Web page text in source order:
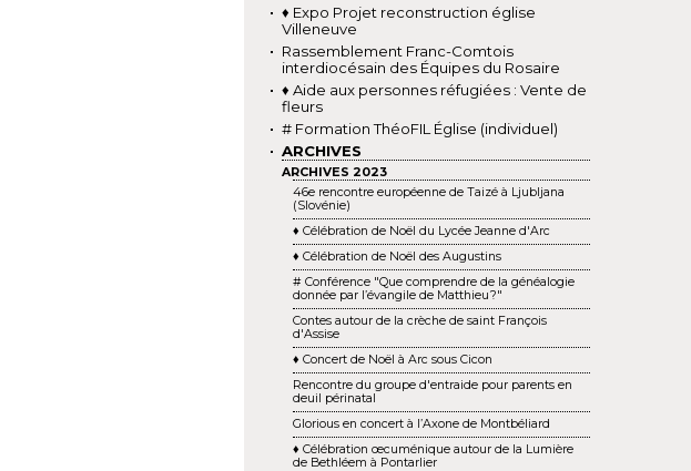
♦ Expo Projet reconstruction église
Villeneuve
Rassemblement Franc-Comtois
interdiocésain des Équipes du Rosaire
♦ Aide aux personnes réfugiées : Vente de
fleurs
# Formation ThéoFIL Église (individuel)
ARCHIVES
ARCHIVES 2023
46e rencontre européenne de Taizé à Ljubljana
(Slovénie)
♦ Célébration de Noël du Lycée Jeanne d'Arc
♦ Célébration de Noël des Augustins
# Conférence "Que comprendre de la généalogie
donnée par l’évangile de Matthieu ?"
Contes autour de la crèche de saint François
d'Assise
♦ Concert de Noël à Arc sous Cicon
Rencontre du groupe d'entraide pour parents en
deuil périnatal
Glorious en concert à l’Axone de Montbéliard
♦ Célébration œcuménique autour de la Lumière
de Bethléem à Pontarlier